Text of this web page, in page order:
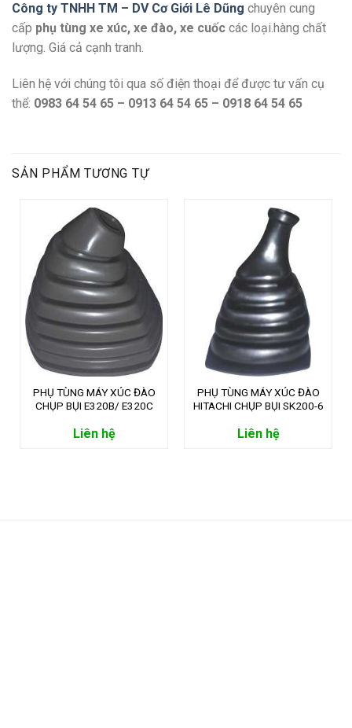
Công ty TNHH TM – DV Cơ Giới Lê Dũng chuyên cung
cấp phụ tùng xe xúc, xe đào, xe cuốc các loại.hàng chất
lượng. Giá cả cạnh tranh.
Liên hệ với chúng tôi qua số điện thoại để được tư vấn cụ
thể: 0983 64 54 65 – 0913 64 54 65 – 0918 64 54 65
SẢN PHẨM TƯƠNG TỰ
PHỤ TÙNG MÁY XÚC ĐÀO
CHỤP BỤI E320B/ E320C
Liên hệ
PHỤ TÙNG MÁY XÚC ĐÀO
HITACHI CHỤP BỤI SK200-6
Liên hệ